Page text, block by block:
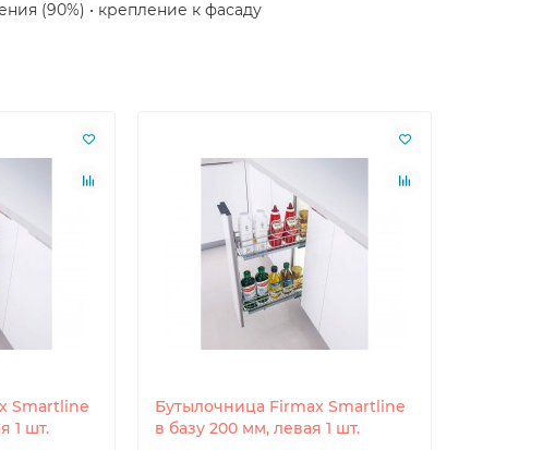
(90%) • крепление к фасаду
Smartline
1 шт.
Бутылочница Firmax Smartline
в базу 200 мм, левая 1 шт.